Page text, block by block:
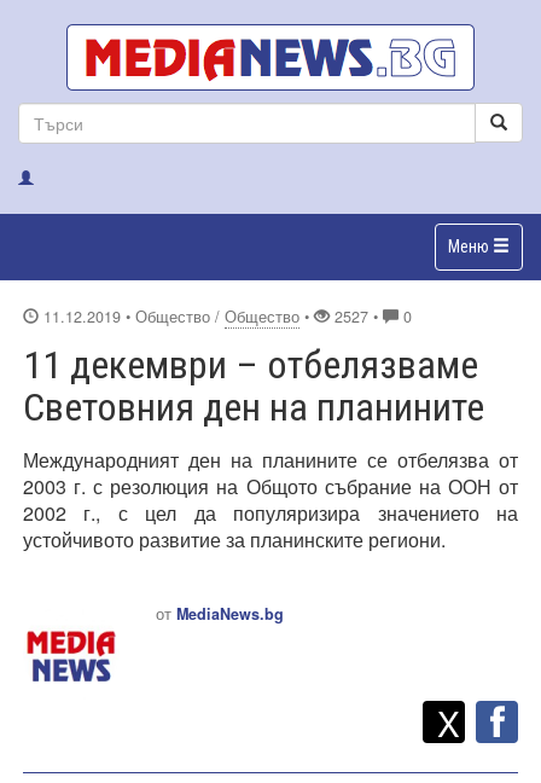
Меню
11.12.2019 • Общество / Общество • 2527 • 0
11 декември – отбелязваме
Световния ден на планините
Международният ден на планините се отбелязва от
2003 г. с резолюция на Общото събрание на ООН от
2002 г., с цел да популяризира значението на
устойчивото развитие за планинските региони.
от MediaNews.bg
Споделете
X